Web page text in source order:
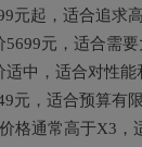
元起，适合追求
5699元，适合需
适中，适合对性能
元，适合预算有
格通常高于X3，